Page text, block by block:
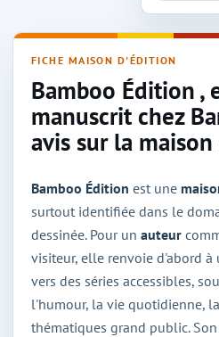
FICHE MAISON D'ÉDITION
Bamboo Édition ,
manuscrit chez
avis sur la
Bamboo Édition est une
surtout identifiée dans le
dessinée. Pour un auteur
visiteur, elle renvoie d'abord
vers des séries accessibles,
l'humour, la vie quotidienne,
thématiques grand public.